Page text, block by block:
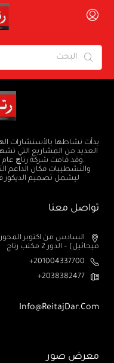
العديد من المشاريع التي
والتشطيبات فكان الداعم
ليشمل تصميم الديكور
تواصل معنا
ميخائيل) – الدور 2 مكتب رتاج
201004337700+
2038382477+
Info@ReitajDar.com
معرض صور